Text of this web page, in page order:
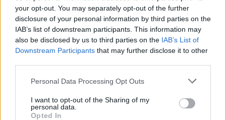
your opt-out. You may separately opt-out of the further
disclosure of your personal information by third parties on the
IAB’s list of downstream participants. This information may
also be disclosed by us to third parties on the IAB’s List of
Downstream Participants that may further disclose it to other
Personal Data Processing Opt Outs
I want to opt-out of the Sharing of my
personal data.
Opted In